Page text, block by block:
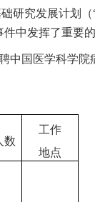
研究发展计划（
中发挥了重要的
中国医学科学院
数
工作
地点